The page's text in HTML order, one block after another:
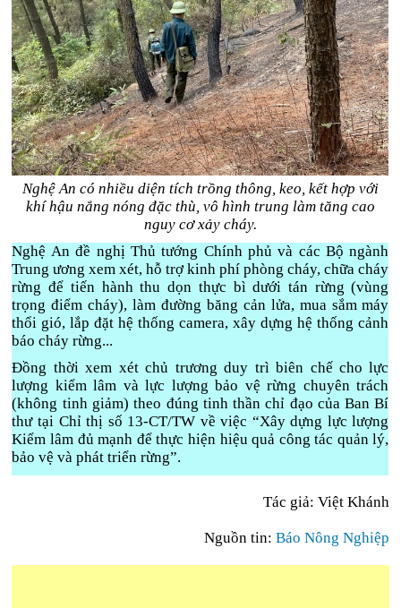
Nghệ An có nhiều diện tích trồng thông, keo, kết hợp với
khí hậu nắng nóng đặc thù, vô hình trung làm tăng cao
nguy cơ xảy cháy.
Nghệ An đề nghị Thủ tướng Chính phủ và các Bộ ngành
Trung ương xem xét, hỗ trợ kinh phí phòng cháy, chữa cháy
rừng để tiến hành thu dọn thực bì dưới tán rừng (vùng
trọng điểm cháy), làm đường băng cản lửa, mua sắm máy
thổi gió, lắp đặt hệ thống camera, xây dựng hệ thống cảnh
báo cháy rừng...
Đồng thời xem xét chủ trương duy trì biên chế cho lực
lượng kiểm lâm và lực lượng bảo vệ rừng chuyên trách
(không tinh giảm) theo đúng tinh thần chỉ đạo của Ban Bí
thư tại Chỉ thị số 13-CT/TW về việc “Xây dựng lực lượng
Kiểm lâm đủ mạnh để thực hiện hiệu quả công tác quản lý,
bảo vệ và phát triển rừng”.
Tác giả: Việt Khánh
Nguồn tin: Báo Nông Nghiệp